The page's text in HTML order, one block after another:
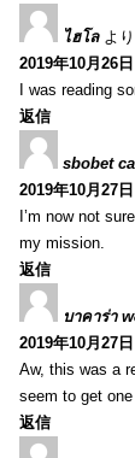
ไฮโล よ
2019年10月26
I was reading
返信
sbobet
2019年10月27
I’m now not
my mission.
返信
บาคาร่า
2019年10月27
Aw, this was a
seem to get one
返信